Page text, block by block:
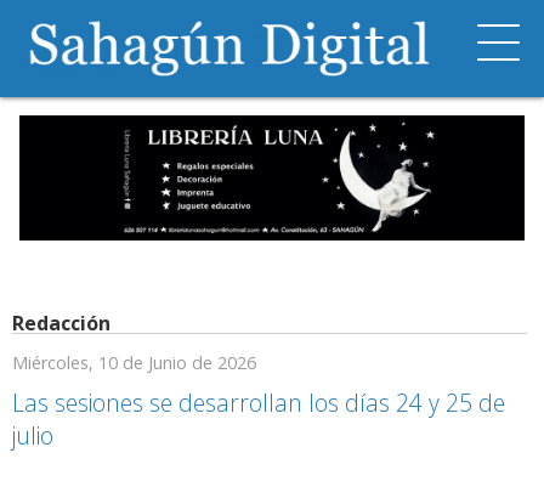
Redacción
Miércoles, 10 de Junio de 2026
Las sesiones se desarrollan los días 24 y 25 de
julio